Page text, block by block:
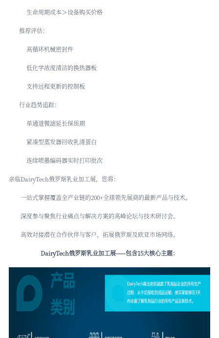
生命周期成本＞设备购买价格
推荐评估：
高循环机械密封件
低化学浓度清洁的换热器板
支持远程更新的控制板
行业趋势追踪：
单通道微滤延长保质期
紧凑型蒸发器回收乳清蛋白
连续喷墨编码器实时打印批次
亲临DairyTech俄罗斯乳业加工展，您将：
一站式掌握覆盖全产业链的200+全球领先展商的最新产品与技术。
深度参与聚焦行业痛点与解决方案的高峰论坛与技术研讨会。
高效对接潜在合作伙伴与客户，拓展俄罗斯及欧亚市场网络。
DairyTech俄罗斯乳业加工展——包含15大核心主题：